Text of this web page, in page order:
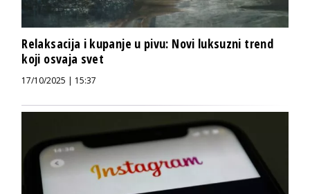
Relaksacija i kupanje u pivu: Novi luksuzni trend
koji osvaja svet
17/10/2025 | 15:37